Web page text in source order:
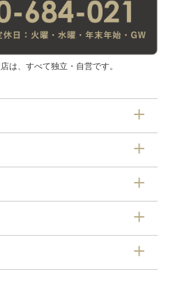
は、すべて独立・自営です。